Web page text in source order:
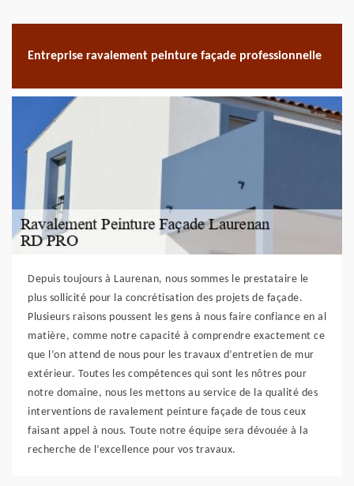
Entreprise ravalement peinture façade professionnelle
Depuis toujours à Laurenan, nous sommes le prestataire le
plus sollicité pour la concrétisation des projets de façade.
Plusieurs raisons poussent les gens à nous faire confiance en al
matière, comme notre capacité à comprendre exactement ce
que l’on attend de nous pour les travaux d’entretien de mur
extérieur. Toutes les compétences qui sont les nôtres pour
notre domaine, nous les mettons au service de la qualité des
interventions de ravalement peinture façade de tous ceux
faisant appel à nous. Toute notre équipe sera dévouée à la
recherche de l’excellence pour vos travaux.